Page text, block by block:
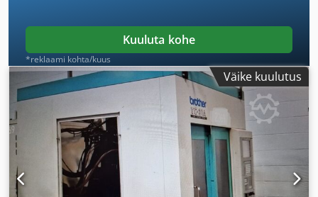
Kuuluta kohe
*reklaami kohta/kuus
Väike kuulutus